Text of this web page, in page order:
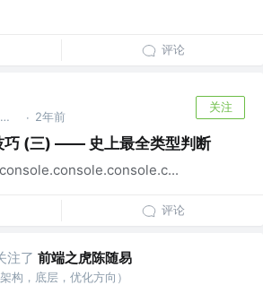
评论
前端工程师（架构，底层，优化方向） · 2年前
关注
(三) —— 史上最全类型判断
评论
注了 前端之虎陈随易
构，底层，优化方向）